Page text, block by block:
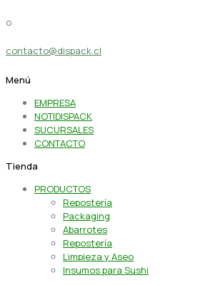
o
contacto@dispack.cl
Menú
EMPRESA
NOTIDISPACK
SUCURSALES
CONTACTO
Tienda
PRODUCTOS
Repostería
Packaging
Abarrotes
Repostería
Limpieza y Aseo
Insumos para Sushi